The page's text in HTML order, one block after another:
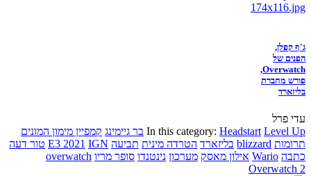
ג'ף קפלן,
הפנים של
Overwatch,
פורש מחברת
בליזארד
עדי פרל
In this category: Headstart Level Up בר גיימינג קמפיין מימון המונים
תרומות blizzard בליזארד הטרדה מינית תביעה E3 2021 IGN
טור דעה
כתבה Wario אילון מאסק מערכון נינטנדו סופר מריו overwatch
Overwatch 2